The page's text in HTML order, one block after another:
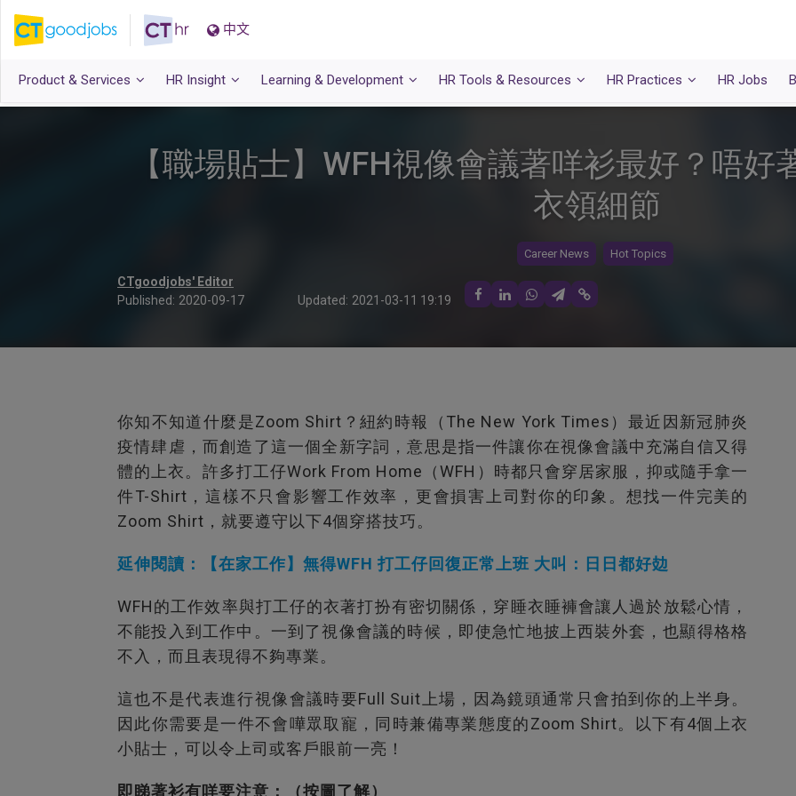
中文
Product & Services HR Insight Learning & Development HR Tools & Resources HR Practices HR Jobs
【職場貼士】WFH視像會議著咩衫最好？唔好
衣領細節
Career News Hot Topics
CTgoodjobs' Editor
Published: 2020-09-17 Updated: 2021-03-11 19:19
你知不知道什麼是Zoom Shirt？紐約時報（The New York Times）最近因新冠肺炎
疫情肆虐，而創造了這一個全新字詞，意思是指一件讓你在視像會議中充滿自信又得
體的上衣。許多打工仔Work From Home（WFH）時都只會穿居家服，抑或隨手拿一
件T-Shirt，這樣不只會影響工作效率，更會損害上司對你的印象。想找一件完美的
Zoom Shirt，就要遵守以下4個穿搭技巧。
延伸閱讀：【在家工作】無得WFH 打工仔回復正常上班 大叫：日日都好攰
WFH的工作效率與打工仔的衣著打扮有密切關係，穿睡衣睡褲會讓人過於放鬆心情，
不能投入到工作中。一到了視像會議的時候，即使急忙地披上西裝外套，也顯得格格
不入，而且表現得不夠專業。
這也不是代表進行視像會議時要Full Suit上場，因為鏡頭通常只會拍到你的上半身。
因此你需要是一件不會嘩眾取寵，同時兼備專業態度的Zoom Shirt。以下有4個上衣
小貼士，可以令上司或客戶眼前一亮！
即睇著衫有咩要注意：（按圖了解）